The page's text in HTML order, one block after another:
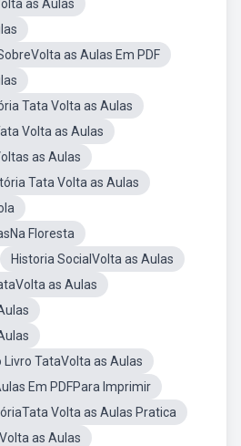
as Aulas
as Aulas Em PDF
Tata Volta as Aulas
Volta as Aulas
as Aulas
Tata Volta as Aulas
Floresta
Historia SocialVolta as Aulas
as Aulas
TataVolta as Aulas
Em PDFPara Imprimir
Volta as Aulas Pratica
as Aulas